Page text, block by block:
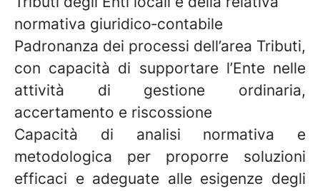
normativa giuridico‑contabile
Padronanza dei processi dell’area Tributi,
con capacità di supportare l’Ente nelle
attività di gestione ordinaria,
accertamento e riscossione
Capacità di analisi normativa e
metodologica per proporre soluzioni
efficaci e adeguate alle esigenze degli